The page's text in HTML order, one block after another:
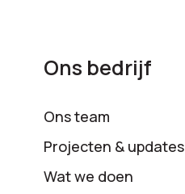
Ons bedrijf
Ons team
Projecten & updates
Wat we doen